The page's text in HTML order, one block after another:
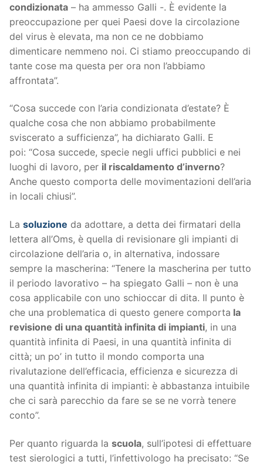
condizionata – ha ammesso Galli -. È evidente la
preoccupazione per quei Paesi dove la circolazione
del virus è elevata, ma non ce ne dobbiamo
dimenticare nemmeno noi. Ci stiamo preoccupando di
tante cose ma questa per ora non l’abbiamo
affrontata”.
“Cosa succede con l’aria condizionata d’estate? È
qualche cosa che non abbiamo probabilmente
sviscerato a sufficienza”, ha dichiarato Galli. E
poi: “Cosa succede, specie negli uffici pubblici e nei
luoghi di lavoro, per il riscaldamento d’inverno?
Anche questo comporta delle movimentazioni dell’aria
in locali chiusi”.
La soluzione da adottare, a detta dei firmatari della
lettera all’Oms, è quella di revisionare gli impianti di
circolazione dell’aria o, in alternativa, indossare
sempre la mascherina: “Tenere la mascherina per tutto
il periodo lavorativo – ha spiegato Galli – non è una
cosa applicabile con uno schioccar di dita. Il punto è
che una problematica di questo genere comporta la
revisione di una quantità infinita di impianti, in una
quantità infinita di Paesi, in una quantità infinita di
città; un po’ in tutto il mondo comporta una
rivalutazione dell’efficacia, efficienza e sicurezza di
una quantità infinita di impianti: è abbastanza intuibile
che ci sarà parecchio da fare se se ne vorrà tenere
conto”.
Per quanto riguarda la scuola, sull’ipotesi di effettuare
test sierologici a tutti, l’infettivologo ha precisato: “Se